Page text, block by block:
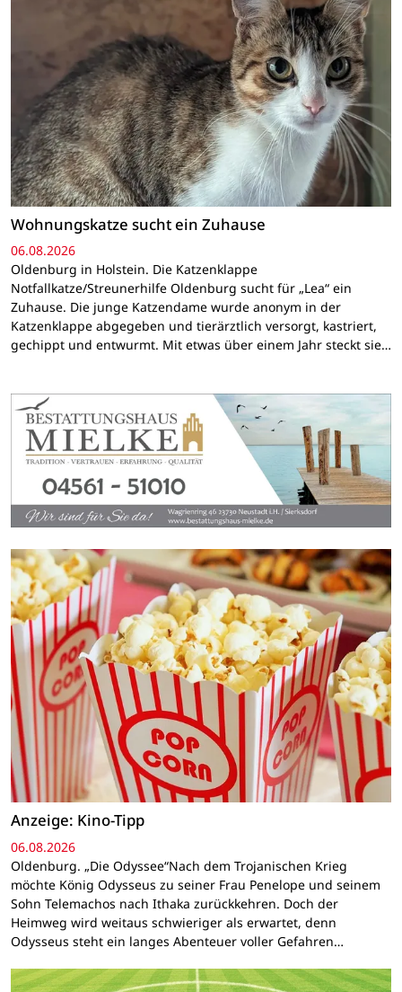
Wohnungskatze sucht ein Zuhause
06.08.2026
Oldenburg in Holstein. Die Katzenklappe
Notfallkatze/Streunerhilfe Oldenburg sucht für „Lea“ ein
Zuhause. Die junge Katzendame wurde anonym in der
Katzenklappe abgegeben und tierärztlich versorgt, kastriert,
gechippt und entwurmt. Mit etwas über einem Jahr steckt sie…
Anzeige: Kino-Tipp
06.08.2026
Oldenburg. „Die Odyssee“Nach dem Trojanischen Krieg
möchte König Odysseus zu seiner Frau Penelope und seinem
Sohn Telemachos nach Ithaka zurückkehren. Doch der
Heimweg wird weitaus schwieriger als erwartet, denn
Odysseus steht ein langes Abenteuer voller Gefahren…